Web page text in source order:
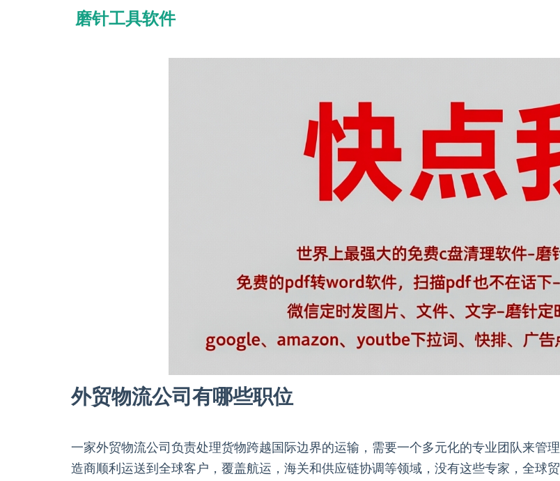
磨针工具软件
外贸物流公司有哪些职位
一家外贸物流公司负责处理货物跨越国际边界的运输，需要一个多元化的专业团队来管
造商顺利运送到全球客户，覆盖航运，海关和供应链协调等领域，没有这些专家，全球